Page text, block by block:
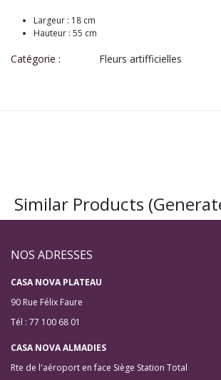
Largeur : 18 cm
Hauteur : 55 cm
Catégorie : Fleurs artifficielles
Similar Products
NOS ADRESSES
CASA NOVA PLATEAU
90 Rue Félix Faure
Tél : 77 100 68 01
CASA NOVA ALMADIES
Rte de l'aéroport en face Siège Station Total